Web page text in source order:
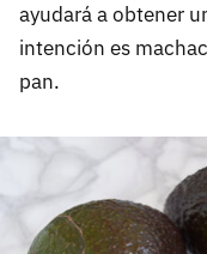
ayudará a obtener
intención es
pan.